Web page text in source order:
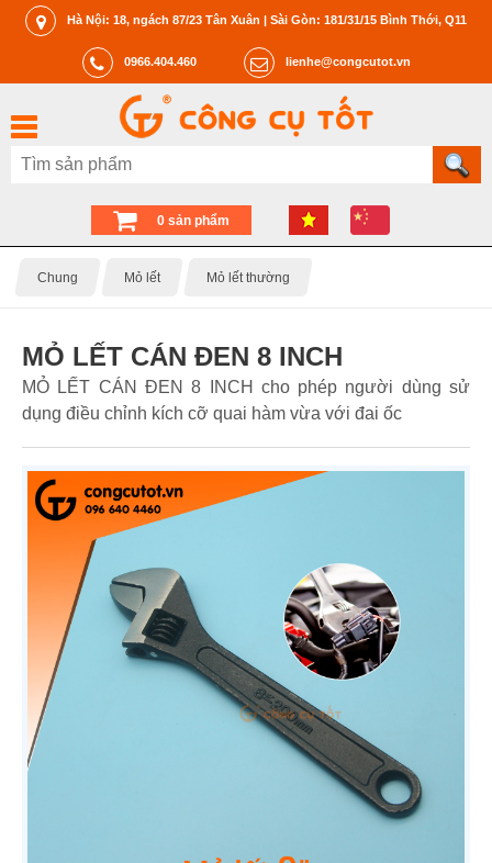
Hà Nội: 18, ngách 87/23 Tân Xuân | Sài Gòn: 181/31/15 Bình Thới, Q11
0966.404.460 lienhe@congcutot.vn
0 sản phẩm
Chung Mỏ lết Mỏ lết thường
MỎ LẾT CÁN ĐEN 8 INCH
MỎ LẾT CÁN ĐEN 8 INCH cho phép người dùng sử
dụng điều chỉnh kích cỡ quai hàm vừa với đai ốc